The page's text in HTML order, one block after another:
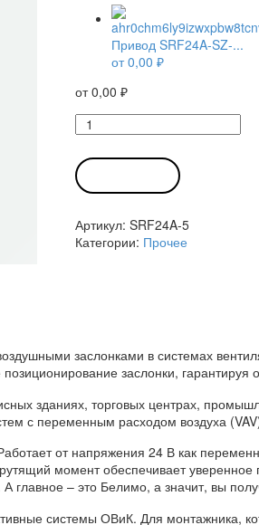
Привод SRF24A-SZ-...
от0,00 ₽
от0,00 ₽
Количество
товара
Привод
SRF24A-
5
Артикул: SRF24A-5
Категории: Прочее
заслонками в системах
заслонки,
зданиях, торговых центрах,
с переменным расходом воздуха
от напряжения 24 В как
момент обеспечивает
– это Белимо, а значит, вы
системы ОВиК. Для монтажника,